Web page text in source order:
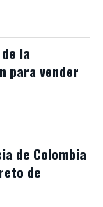
la
para vender
de Colombia
de